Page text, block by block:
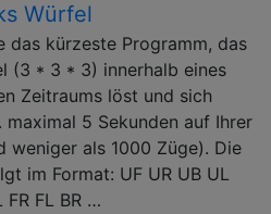
Würfel
das kürzeste Programm, das
(3 * 3 * 3) innerhalb eines
Zeitraums löst und sich
maximal 5 Sekunden auf Ihrer
weniger als 1000 Züge). Die
im Format: UF UR UB UL
FR FL BR …